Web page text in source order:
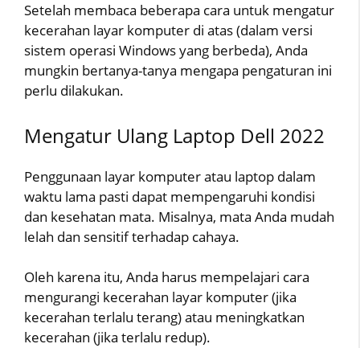
Setelah membaca beberapa cara untuk mengatur
kecerahan layar komputer di atas (dalam versi
sistem operasi Windows yang berbeda), Anda
mungkin bertanya-tanya mengapa pengaturan ini
perlu dilakukan.
Mengatur Ulang Laptop Dell 2022
Penggunaan layar komputer atau laptop dalam
waktu lama pasti dapat mempengaruhi kondisi
dan kesehatan mata. Misalnya, mata Anda mudah
lelah dan sensitif terhadap cahaya.
Oleh karena itu, Anda harus mempelajari cara
mengurangi kecerahan layar komputer (jika
kecerahan terlalu terang) atau meningkatkan
kecerahan (jika terlalu redup).